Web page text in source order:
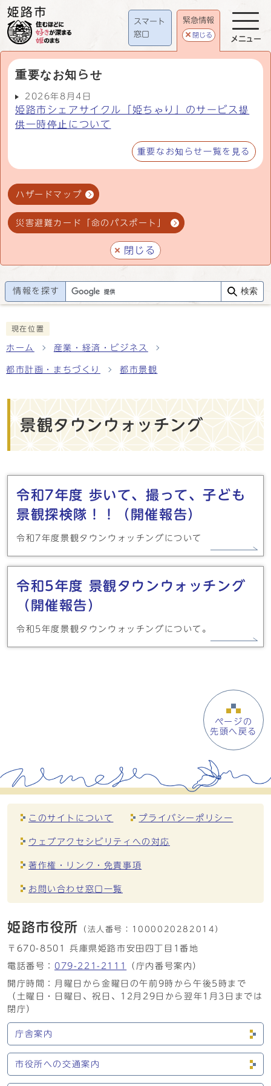
スマート
窓口
緊急情報
閉じる
重要なお知らせ
2026年8月4日
姫路市シェアサイクル「姫ちゃり」のサービス提
供一時停止について
重要なお知らせ一覧を見る
ハザードマップ
災害避難カード「命のパスポート」
閉じる
メニュー
情報を探す 検索
現在位置
ホーム 産業・経済・ビジネス
都市計画・まちづくり 都市景観
景観タウンウォッチング
メインメニュー
令和7年度 歩いて、撮って、子ども
景観探検隊！！（開催報告）
令和7年度景観タウンウォッチングについて
令和5年度 景観タウンウォッチング
（開催報告）
令和5年度景観タウンウォッチングについて。
ページの
先頭へ戻る
このサイトについて プライバシーポリシー
ウェブアクセシビリティへの対応
著作権・リンク・免責事項
お問い合わせ窓口一覧
姫路市役所 （法人番号： 1000020282014）
〒670-8501 兵庫県姫路市安田四丁目1番地
電話番号： 079-221-2111
（庁内番号案内）
開庁時間：月曜日から金曜日の午前9時から午後5時まで
（土曜日・日曜日、祝日、12月29日から翌年1月3日までは
閉庁）
庁舎案内
市役所への交通案内